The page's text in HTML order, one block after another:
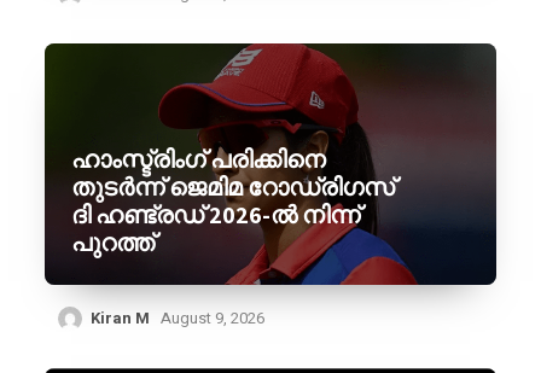
ഹാംസ്ട്രിംഗ് പരിക്കിനെ
തുടർന്ന് ജെമിമ റോഡ്രിഗസ്
ദി ഹണ്ട്രഡ് 2026-ൽ നിന്ന്
പുറത്ത്
Kiran M August 9, 2026